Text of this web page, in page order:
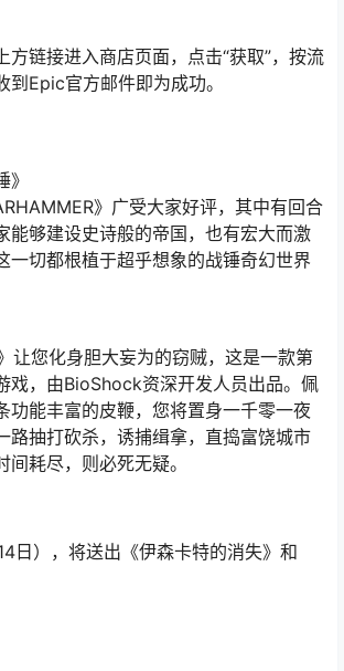
方链接进入商店页面，点击“获取”，按流
到Epic官方邮件即为成功。
》
》广受大家好评，其中有回合
能够建设史诗般的帝国，也有宏大而激
一切都根植于超乎想象的战锤奇幻世界
让您化身胆大妄为的窃贼，这是一款第
戏，由BioShock资深开发人员出品。佩
功能丰富的皮鞭，您将置身一千零一夜
路抽打砍杀，诱捕缉拿，直捣富饶城市
间耗尽，则必死无疑。
日），将送出《伊森卡特的消失》和